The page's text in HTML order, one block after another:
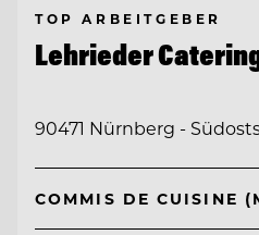
TOP ARBEITGEBER
Lehrieder
90471 Nürnberg -
COMMIS DE CUISINE